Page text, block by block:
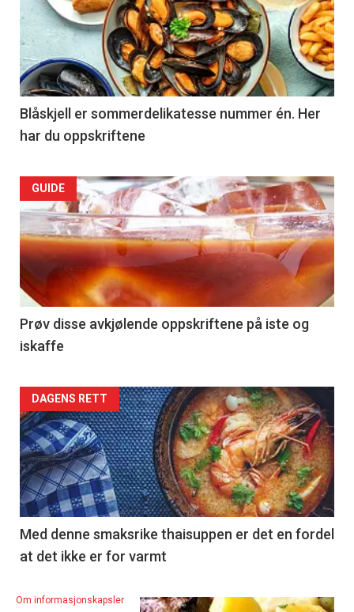
-
section
39
Left
Blåskjell er sommerdelikatesse nummer én. Her
har du oppskriftene
Articler
-
section
39
Right
GUIDE
Prøv disse avkjølende oppskriftene på iste og
iskaffe
Articler
-
section
40
Left
DAGENS RETT
Med denne smaksrike thaisuppen er det en fordel
at det ikke er for varmt
DAGENS RETT
Om informasjonskapsler